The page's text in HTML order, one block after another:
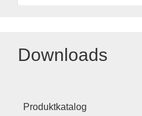
Downloads
Produktkatalog